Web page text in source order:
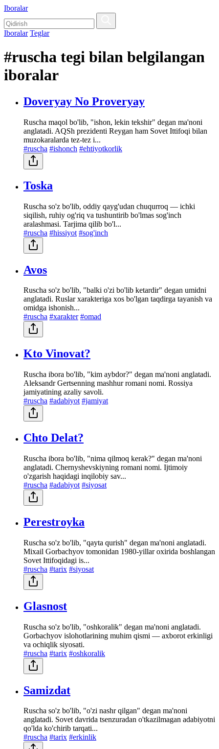
Iboralar
Iboralar Teglar
#ruscha tegi bilan belgilangan
iboralar
Doveryay No Proveryay
Ruscha maqol bo'lib, "ishon, lekin tekshir" degan ma'noni
anglatadi. AQSh prezidenti Reygan ham Sovet Ittifoqi bilan
muzokaralarda tez-tez i...
#ruscha #ishonch #ehtiyotkorlik
Toska
Ruscha so'z bo'lib, oddiy qayg'udan chuqurroq — ichki
siqilish, ruhiy og'riq va tushuntirib bo'lmas sog'inch
aralashmasi. Tarjima qilib bo'l...
#ruscha #hissiyot #sog'inch
Avos
Ruscha so'z bo'lib, "balki o'zi bo'lib ketardir" degan umidni
anglatadi. Ruslar xarakteriga xos bo'lgan taqdirga tayanish va
omidga ishonish...
#ruscha #xarakter #omad
Kto Vinovat?
Ruscha ibora bo'lib, "kim aybdor?" degan ma'noni anglatadi.
Aleksandr Gertsenning mashhur romani nomi. Rossiya
jamiyatining azaliy savoli.
#ruscha #adabiyot #jamiyat
Chto Delat?
Ruscha ibora bo'lib, "nima qilmoq kerak?" degan ma'noni
anglatadi. Chernyshevskiyning romani nomi. Ijtimoiy
o'zgarish haqidagi inqilobiy sav...
#ruscha #adabiyot #siyosat
Perestroyka
Ruscha so'z bo'lib, "qayta qurish" degan ma'noni anglatadi.
Mixail Gorbachyov tomonidan 1980-yillar oxirida boshlangan
Sovet Ittifoqidagi is...
#ruscha #tarix #siyosat
Glasnost
Ruscha so'z bo'lib, "oshkoralik" degan ma'noni anglatadi.
Gorbachyov islohotlarining muhim qismi — axborot erkinligi
va ochiqlik siyosati.
#ruscha #tarix #oshkoralik
Samizdat
Ruscha so'z bo'lib, "o'zi nashr qilgan" degan ma'noni
anglatadi. Sovet davrida tsenzuradan o'tkazilmagan adabiyotni
qo'lda ko'chirib tarqati...
#ruscha #tarix #erkinlik